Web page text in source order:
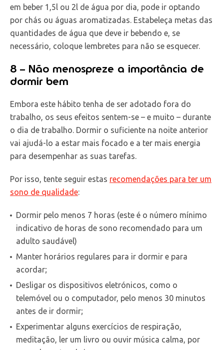
em beber 1,5l ou 2l de água por dia, pode ir optando
por chás ou águas aromatizadas. Estabeleça metas das
quantidades de água que deve ir bebendo e, se
necessário, coloque lembretes para não se esquecer.
8 – Não menospreze a importância de
dormir bem
Embora este hábito tenha de ser adotado fora do
trabalho, os seus efeitos sentem-se – e muito – durante
o dia de trabalho. Dormir o suficiente na noite anterior
vai ajudá-lo a estar mais focado e a ter mais energia
para desempenhar as suas tarefas.
Por isso, tente seguir estas recomendações para ter um
sono de qualidade:
Dormir pelo menos 7 horas (este é o número mínimo
indicativo de horas de sono recomendado para um
adulto saudável)
Manter horários regulares para ir dormir e para
acordar;
Desligar os dispositivos eletrónicos, como o
telemóvel ou o computador, pelo menos 30 minutos
antes de ir dormir;
Experimentar alguns exercícios de respiração,
meditação, ler um livro ou ouvir música calma, por